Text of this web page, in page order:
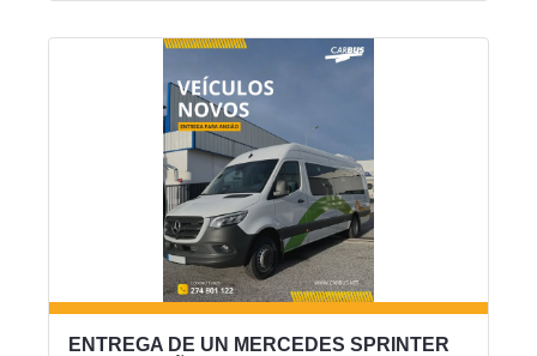
ENTREGA DE UN MERCEDES SPRINTER